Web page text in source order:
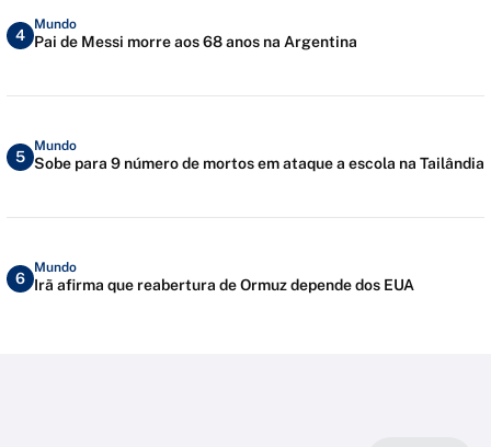
4
Mundo
Pai de Messi morre aos 68 anos na Argentina
5
Mundo
Sobe para 9 número de mortos em ataque a escola na Tailândia
6
Mundo
Irã afirma que reabertura de Ormuz depende dos EUA